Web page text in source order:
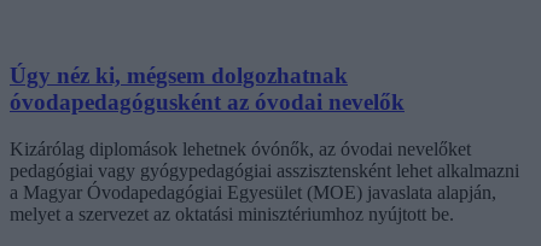
Úgy néz ki, mégsem dolgozhatnak
óvodapedagógusként az óvodai nevelők
Kizárólag diplomások lehetnek óvónők, az óvodai nevelőket
pedagógiai vagy gyógypedagógiai asszisztensként lehet alkalmazni
a Magyar Óvodapedagógiai Egyesület (MOE) javaslata alapján,
melyet a szervezet az oktatási minisztériumhoz nyújtott be.